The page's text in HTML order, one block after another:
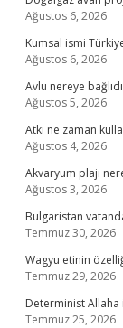
Ağustos 6, 2026
Kumsal ismi
Ağustos 6, 2026
Avlu nereye
Ağustos 5, 2026
Atkı ne zaman
Ağustos 4, 2026
Akvaryum plajı
Ağustos 3, 2026
Bulgaristan
Temmuz 30, 2026
Wagyu etinin
Temmuz 29, 2026
Determinist Allaha
Temmuz 25, 2026